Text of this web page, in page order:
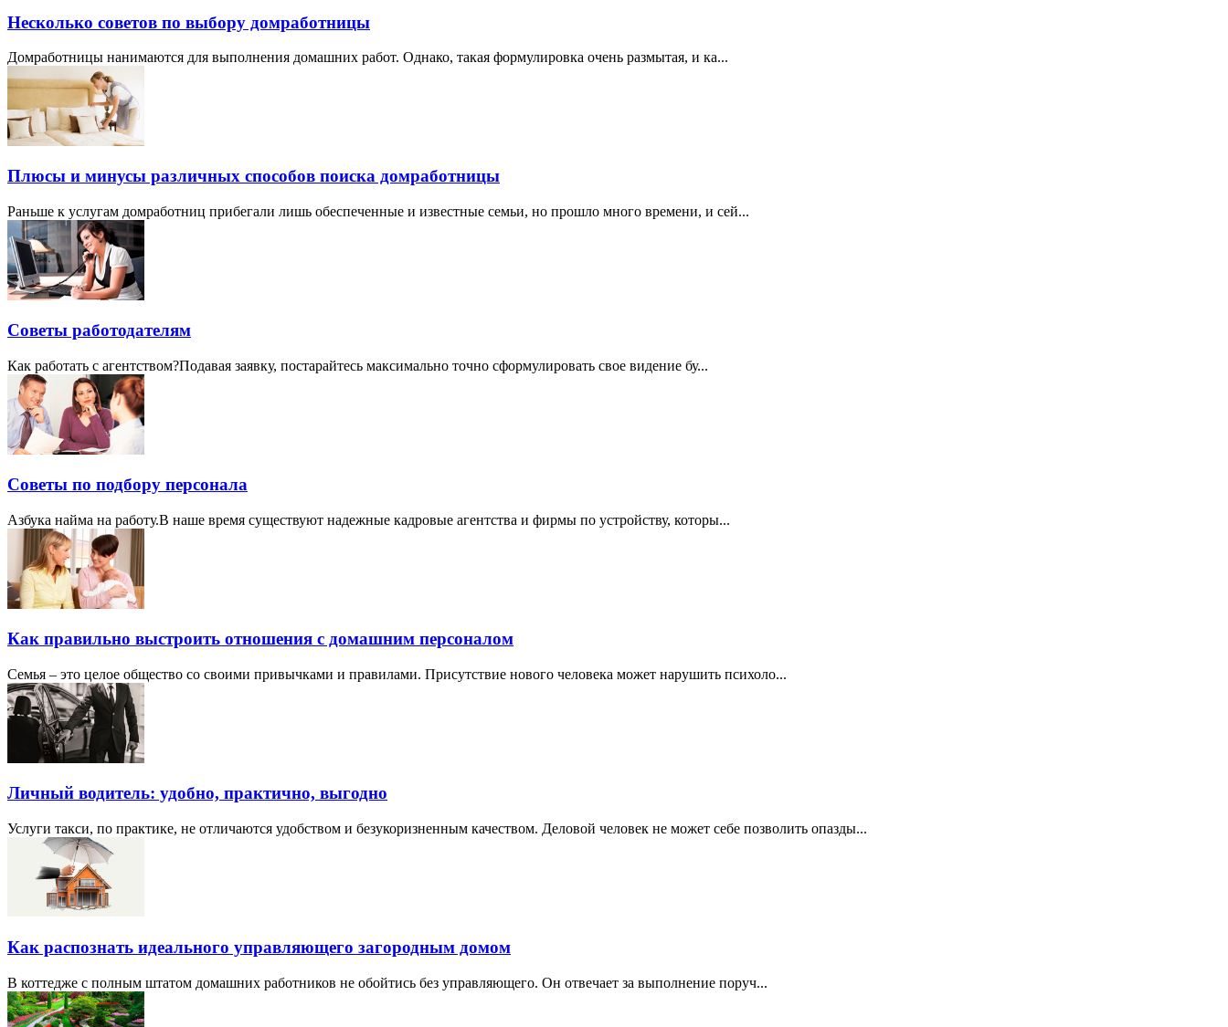
Несколько советов по выбору домработницы
Домработницы нанимаются для выполнения домашних работ. Однако, такая формулировка очень размытая, и ка...
Плюсы и минусы различных способов поиска домработницы
Раньше к услугам домработниц прибегали лишь обеспеченные и известные семьи, но прошло много времени, и сей...
Советы работодателям
Как работать с агентством? ​Подавая заявку, постарайтесь максимально точно сформулировать свое видение бу...
Советы по подбору персонала
Азбука найма на работу. ​В наше время существуют надежные кадровые агентства и фирмы по устройству, которы...
Как правильно выстроить отношения с домашним персоналом
Семья – это целое общество со своими привычками и правилами. Присутствие нового человека может нарушить психоло...
Личный водитель: удобно, практично, выгодно
Услуги такси, по практике, не отличаются удобством и безукоризненным качеством. Деловой человек не может себе позволить опазды...
Как распознать идеального управляющего загородным домом
В коттедже с полным штатом домашних работников не обойтись без управляющего. Он отвечает за выполнение поруч...